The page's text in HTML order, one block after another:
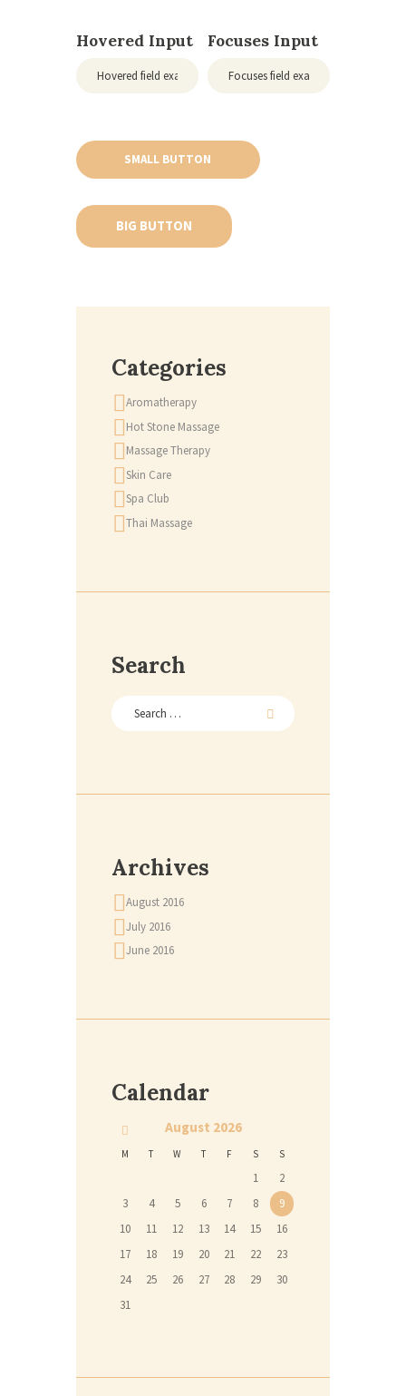
Hovered Input Focuses Input
SMALL BUTTON
BIG BUTTON
Categories
Aromatherapy
Hot Stone Massage
Massage Therapy
Skin Care
Spa Club
Thai Massage
Search
Archives
August 2016
July 2016
June 2016
Calendar
August 2026
M T W T F S S
1
2
3
4 5 6 7 8
9
10
11 12 13 14 15
16
17
18 19 20 21 22
23
24
25 26 27 28 29
30
31